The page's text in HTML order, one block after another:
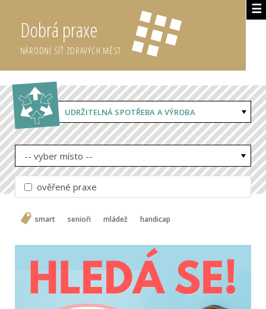
☰
Dobrá praxe
NÁRODNÍ SÍŤ ZDRAVÝCH MĚST
UDRŽITELNÁ SPOTŘEBA A VÝROBA
-- vyber místo --
ověřené praxe
smart senioři mládež handicap